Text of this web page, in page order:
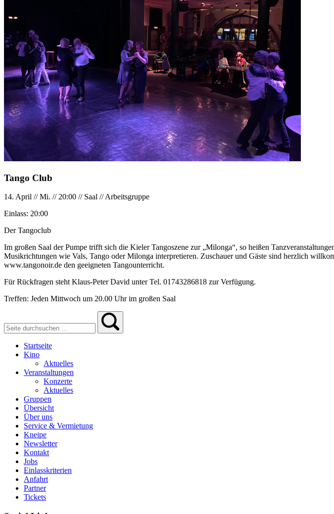
Tango Club
14. April //Mi. //20:00 // Saal //Arbeitsgruppe
Einlass: 20:00
Der Tangoclub
Im großen Saal der Pumpe trifft sich die Kieler Tangoszene zur „Milonga“, so heißen
Musikrichtungen wie Vals, Tango oder Milonga interpretieren. Zuschauer und Gäste sind herzlich
www.tangonoir.de den geeigneten Tangounterricht.
Für Rückfragen steht Klaus-Peter David unter Tel. 01743286818 zur Verfügung.
Treffen: Jeden Mittwoch um 20.00 Uhr im großen Saal
Startseite
Kino
Aktuelles
Veranstaltungen
Konzerte
Aktuelles
Gruppen
Übersicht
Über uns
Service & Vermietung
Kneipe
Newsletter
Kontakt
Jobs
Einlasskriterien
Anfahrt
Partner
Tickets